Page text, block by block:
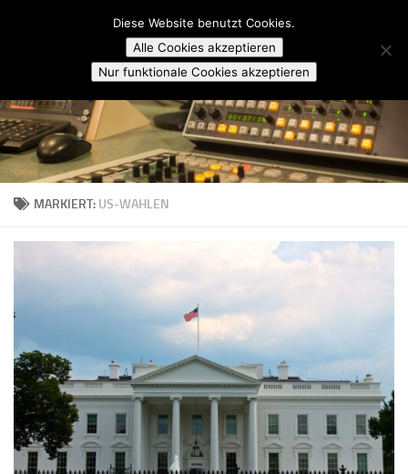
Skip to content
Campusradio Karlsruhe
MARKIERT: US-WAHLEN
Diese Website benutzt Cookies.
Alle Cookies akzeptieren
Nur funktionale Cookies akzeptieren